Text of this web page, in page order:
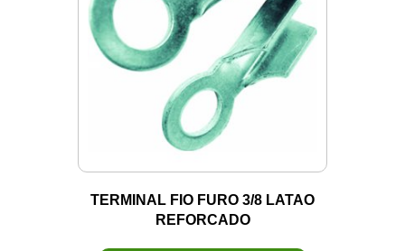
TERMINAL FIO FURO 3/8 LATAO
REFORCADO